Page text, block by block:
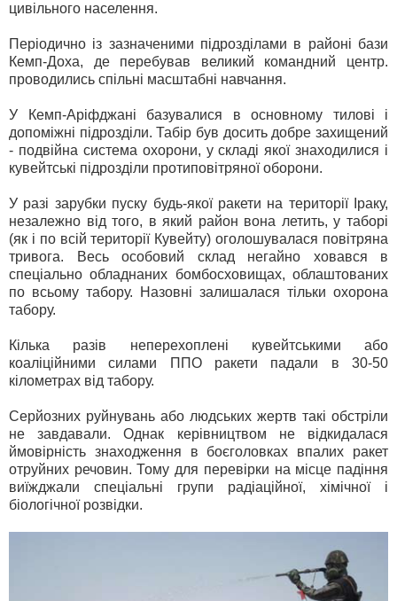
цивільного населення.
Періодично із зазначеними підрозділами в районі бази
Кемп-Доха, де перебував великий командний центр.
проводились спільні масштабні навчання.
У Кемп-Аріфджані базувалися в основному тилові і
допоміжні підрозділи. Табір був досить добре захищений
- подвійна система охорони, у складі якої знаходилися і
кувейтські підрозділи протиповітряної оборони.
У разі зарубки пуску будь-якої ракети на території Іраку,
незалежно від того, в який район вона летить, у таборі
(як і по всій території Кувейту) оголошувалася повітряна
тривога. Весь особовий склад негайно ховався в
спеціально обладнаних бомбосховищах, облаштованих
по всьому табору. Назовні залишалася тільки охорона
табору.
Кілька разів неперехоплені кувейтськими або
коаліційними силами ППО ракети падали в 30-50
кілометрах від табору.
Серйозних руйнувань або людських жертв такі обстріли
не завдавали. Однак керівництвом не відкидалася
ймовірність знаходження в боєголовках впалих ракет
отруйних речовин. Тому для перевірки на місце падіння
виїжджали спеціальні групи радіаційної, хімічної і
біологічної розвідки.